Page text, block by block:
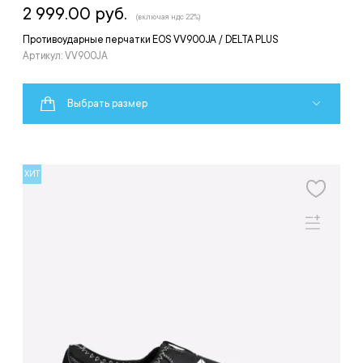
Противоударные перчатки EOS VV900JA / DELTA PLUS
Артикул: VV900JA
2 999.00 руб. (включая ндс 22%)
Выбрать размер
ХИТ